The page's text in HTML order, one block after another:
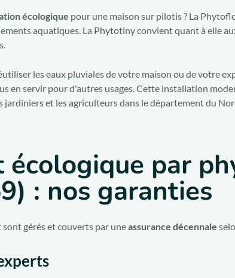
écologique pour une maison sur pilotis ? La
aquatiques. La Phytotiny convient quant à elle
les eaux pluviales de votre maison ou de votre
en servir pour d'autres usages. Cette installation
et les agriculteurs dans le département du
écologique par
: nos garanties
gérés et couverts par uneassurance décennale